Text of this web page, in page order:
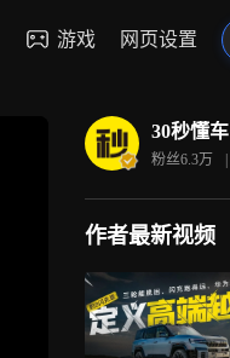
游戏 网页设置
30秒懂车
粉丝6.3万 |
作者最新视频